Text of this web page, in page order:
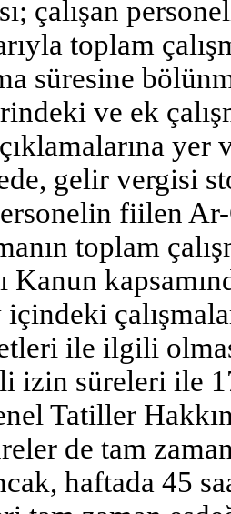
çalışan
toplam
süresine
ve ek
yer
gelir vergisi
fiilen
toplam
Kanun
ile ilgili
izin süreleri ile
Tatiller
de tam
haftada 45